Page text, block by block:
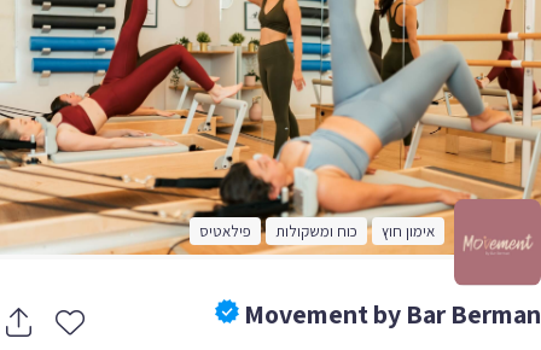
אימון חוץ כוח ומשקולות פילאטיס
Movement by Bar